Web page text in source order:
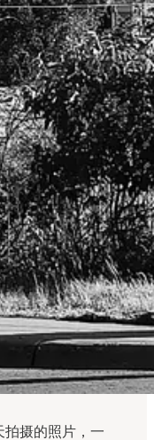
拍摄的照片，一